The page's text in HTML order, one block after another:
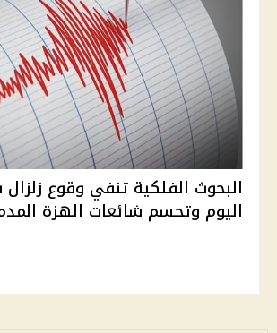
البحوث الفلكية تنفي وقوع
اليوم وتحسم شائعات الهزة